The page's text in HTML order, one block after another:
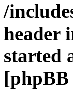
/
header
started
[phpBB